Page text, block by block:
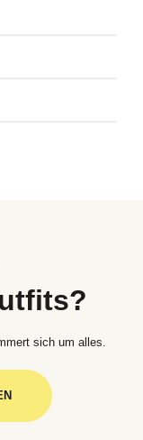
sich um alles.